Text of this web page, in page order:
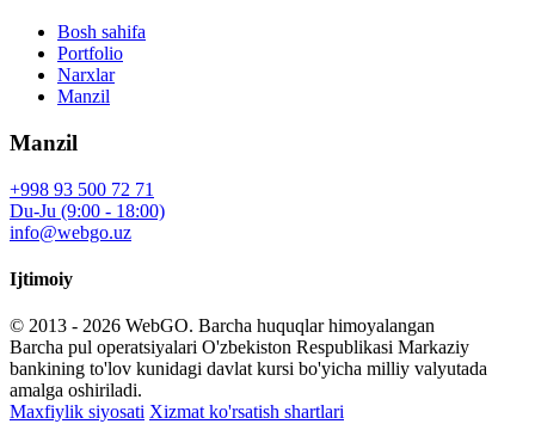
Bosh sahifa
Portfolio
Narxlar
Manzil
Manzil
+998 93 500 72 71
Du-Ju (9:00 - 18:00)
info@webgo.uz
Ijtimoiy
© 2013 - 2026 WebGO. Barcha huquqlar himoyalangan
Barcha pul operatsiyalari O'zbekiston Respublikasi Markaziy
bankining to'lov kunidagi davlat kursi bo'yicha milliy valyutada
amalga oshiriladi.
Maxfiylik siyosati Xizmat ko'rsatish shartlari